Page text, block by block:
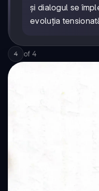
și dialogul se
evoluția
4 of 4